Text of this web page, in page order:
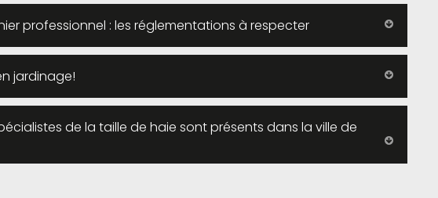
professionnel : les réglementations à respecter
jardinage!
de la taille de haie sont présents dans la ville de